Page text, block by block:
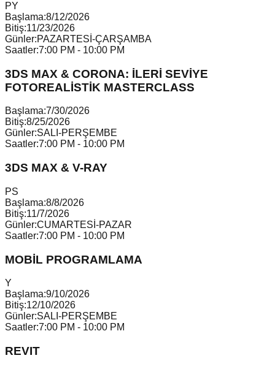
PY
Başlama:8/12/2026
Bitiş:11/23/2026
Günler:PAZARTESİ-ÇARŞAMBA
Saatler:7:00 PM - 10:00 PM
3DS MAX & CORONA: İLERİ SEVİYE
FOTOREALİSTİK MASTERCLASS
Başlama:7/30/2026
Bitiş:8/25/2026
Günler:SALI-PERŞEMBE
Saatler:7:00 PM - 10:00 PM
3DS MAX & V-RAY
PS
Başlama:8/8/2026
Bitiş:11/7/2026
Günler:CUMARTESİ-PAZAR
Saatler:7:00 PM - 10:00 PM
MOBİL PROGRAMLAMA
Y
Başlama:9/10/2026
Bitiş:12/10/2026
Günler:SALI-PERŞEMBE
Saatler:7:00 PM - 10:00 PM
REVIT